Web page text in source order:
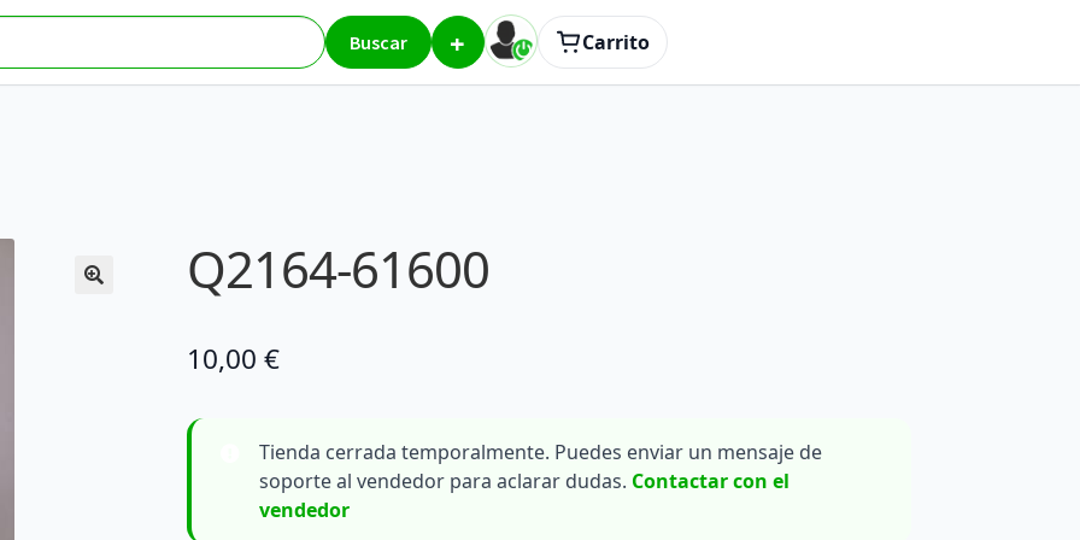
Buscar + Carrito
Q2164-61600
10,00 €
Tienda cerrada temporalmente. Puedes enviar un mensaje de
soporte al vendedor para aclarar dudas. Contactar con el
vendedor